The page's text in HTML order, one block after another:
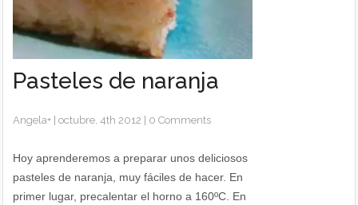
Pasteles de naranja
Angela+ |octubre, 4th 2012 0 Comments
Hoy aprenderemos a preparar unos deliciosos
pasteles de naranja, muy fáciles de hacer. En
primer lugar, precalentar el horno a 160ºC. En